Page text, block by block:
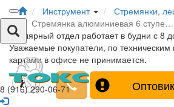
8 (916) 290-06-71
Инструмент
Стремянки,
Стремянка алюминиевая 6 ступе…
Столярный отдел работает в будни с 8
Уважаемые покупатели, по
картами в офисе не принимается.